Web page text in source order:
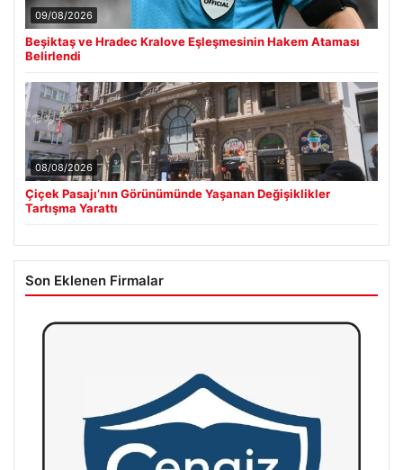
09/08/2026
Beşiktaş ve Hradec Kralove Eşleşmesinin Hakem Ataması
Belirlendi
08/08/2026
Çiçek Pasajı’nın Görünümünde Yaşanan Değişiklikler
Tartışma Yarattı
Son Eklenen Firmalar